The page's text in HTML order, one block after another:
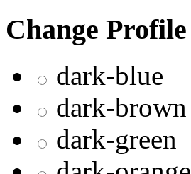
Change Profile
dark-blue
dark-brown
dark-green